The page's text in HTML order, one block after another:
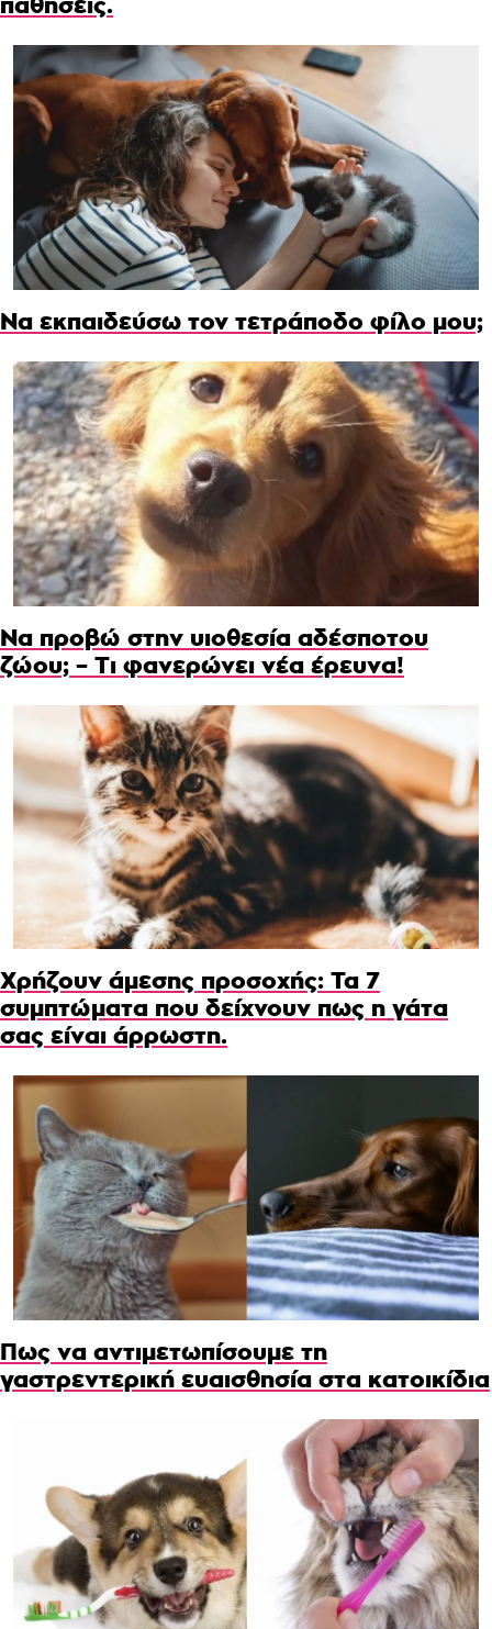
Να εκπαιδεύσω τον τετράποδο φίλο μου;
Να προβώ στην υιοθεσία αδέσποτου
ζώου; – Τι φανερώνει νέα έρευνα!
Χρήζουν άμεσης προσοχής: Τα 7
συμπτώματα που δείχνουν πως η γάτα
σας είναι άρρωστη.
Πως να αντιμετωπίσουμε τη
γαστρεντερική ευαισθησία στα κατοικίδια